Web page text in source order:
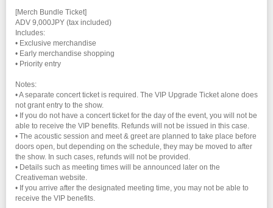
[Merch Bundle Ticket]
ADV 9,000JPY (tax included)
Includes:
• Exclusive merchandise
• Early merchandise shopping
• Priority entry
Notes:
• A separate concert ticket is required. The VIP Upgrade Ticket alone does
not grant entry to the show.
• If you do not have a concert ticket for the day of the event, you will not be
able to receive the VIP benefits. Refunds will not be issued in this case.
• The acoustic session and meet & greet are planned to take place before
doors open, but depending on the schedule, they may be moved to after
the show. In such cases, refunds will not be provided.
• Details such as meeting times will be announced later on the
Creativeman website.
• If you arrive after the designated meeting time, you may not be able to
receive the VIP benefits.